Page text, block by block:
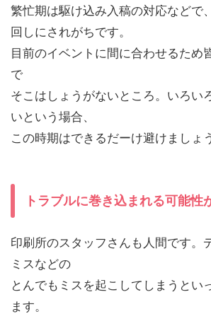
繁忙期は駆け込み入稿の対応などで
回しにされがちです。
目前のイベントに間に合わせるため
で
そこはしょうがないところ。いろい
いという場合、
この時期はできるだーけ避けましょ
トラブルに巻き込まれる可能性
印刷所のスタッフさんも人間です。
ミスなどの
とんでもミスを起こしてしまうとい
ます。